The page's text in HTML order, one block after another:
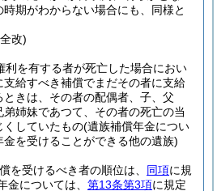
時期がわからない場合にも、同様と
改)
利を有する者が死亡した場合におい
給すべき補償でまだその者に支給
ときは、その者の配偶者、子、父
姉妹であつて、その者の死亡の当
くしていたもの(遺族補償年金につい
を受けることができる他の遺族)
を受けるべき者の順位は、 同項に規
金については、 第13条第3項に規定